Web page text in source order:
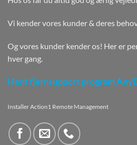
Vi kender vores kunder & deres
Og vores kunder kender os! Her er
hver gang.
Hent fjernsupport program
Installer Action1 Remote Management